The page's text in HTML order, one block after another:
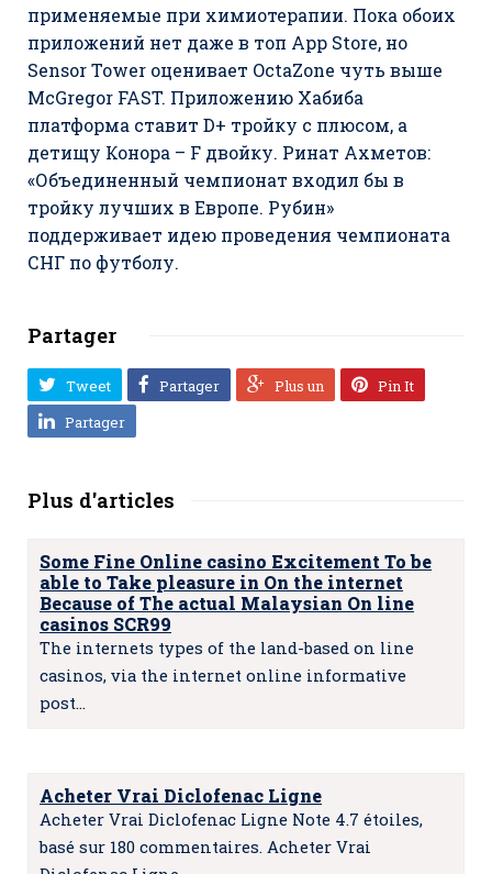
применяемые при химиотерапии. Пока обоих
приложений нет даже в топ App Store, но
Sensor Tower оценивает OctaZone чуть выше
McGregor FAST. Приложению Хабиба
платформа ставит D+ тройку с плюсом, а
детищу Конора – F двойку. Ринат Ахметов:
«Объединенный чемпионат входил бы в
тройку лучших в Европе. Рубин»
поддерживает идею проведения чемпионата
СНГ по футболу.
Partager
Tweet Partager Plus un
Pin It
Partager
Plus d'articles
Some Fine Online casino Excitement To be
able to Take pleasure in On the internet
Because of The actual Malaysian On line
casinos SCR99
The internets types of the land-based on line
casinos, via the internet online informative
post…
Acheter Vrai Diclofenac Ligne
Acheter Vrai Diclofenac Ligne Note 4.7 étoiles,
basé sur 180 commentaires. Acheter Vrai